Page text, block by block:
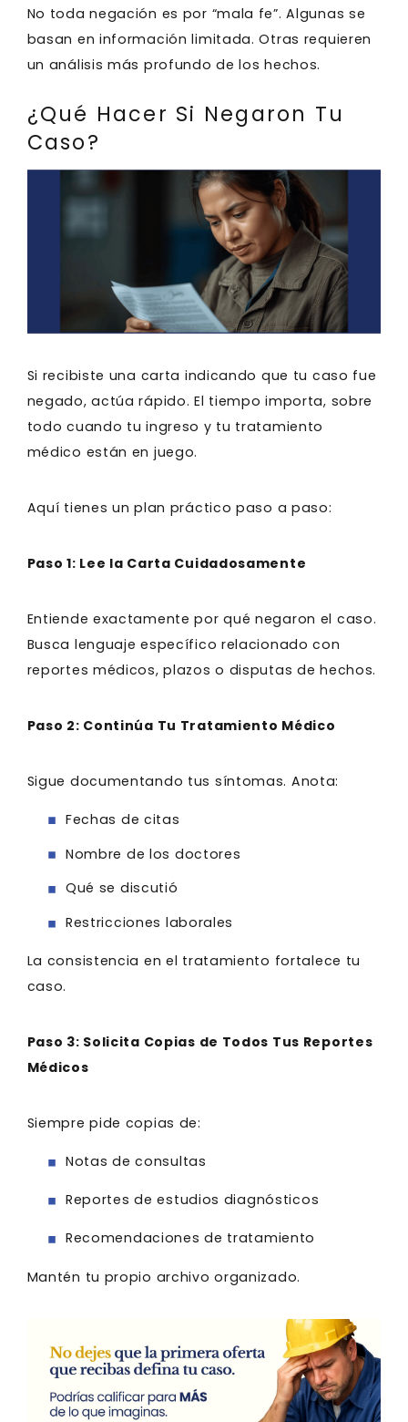
No toda negación es por “mala fe”. Algunas se
basan en información limitada. Otras requieren
un análisis más profundo de los hechos.
¿Qué Hacer Si Negaron Tu
Caso?
Si recibiste una carta indicando que tu caso fue
negado, actúa rápido. El tiempo importa, sobre
todo cuando tu ingreso y tu tratamiento
médico están en juego.
Aquí tienes un plan práctico paso a paso:
Paso 1: Lee la Carta Cuidadosamente
Entiende exactamente por qué negaron el caso.
Busca lenguaje específico relacionado con
reportes médicos, plazos o disputas de hechos.
Paso 2: Continúa Tu Tratamiento Médico
Sigue documentando tus síntomas. Anota:
Fechas de citas
Nombre de los doctores
Qué se discutió
Restricciones laborales
La consistencia en el tratamiento fortalece tu
caso.
Paso 3: Solicita Copias de Todos Tus Reportes
Médicos
Siempre pide copias de:
Notas de consultas
Reportes de estudios diagnósticos
Recomendaciones de tratamiento
Mantén tu propio archivo organizado.